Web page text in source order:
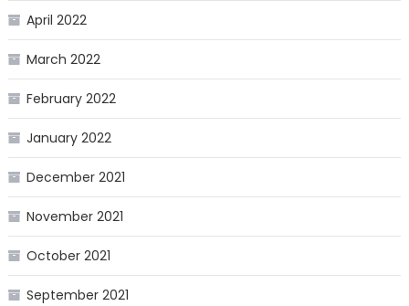
April 2022
March 2022
February 2022
January 2022
December 2021
November 2021
October 2021
September 2021